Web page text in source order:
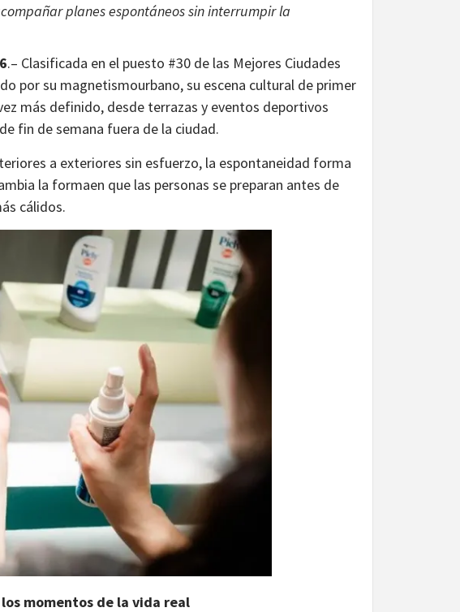
planes espontáneos sin interrumpir la
.– Clasificada en el puesto #30 de las Mejores Ciudades
por su magnetismourbano, su escena cultural de primer
más definido, desde terrazas y eventos deportivos
fin de semana fuera de la ciudad.
a exteriores sin esfuerzo, la espontaneidad forma
la formaen que las personas se preparan antes de
cálidos.
momentos de la vida real